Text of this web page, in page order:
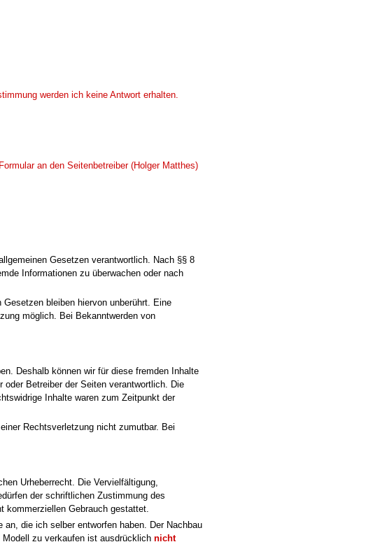
werden ich keine Antwort erhalten.
an den Seitenbetreiber (Holger Matthes)
Gesetzen verantwortlich. Nach §§ 8
Informationen zu überwachen oder nach
bleiben hiervon unberührt. Eine
möglich. Bei Bekanntwerden von
Deshalb können wir für diese fremden Inhalte
Betreiber der Seiten verantwortlich. Die
Inhalte waren zum Zeitpunkt der
Rechtsverletzung nicht zumutbar. Bei
Urheberrecht. Die Vervielfältigung,
der schriftlichen Zustimmung des
kommerziellen Gebrauch gestattet.
die ich selber entworfen haben. Der Nachbau
zu verkaufen ist ausdrücklich nicht